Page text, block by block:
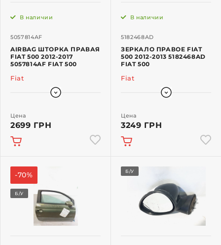
5057814AF
В наличии
AIRBAG ШТОРКА ПРАВАЯ
FIAT 500 2012-2017
5057814AF FIAT 500
Fiat
Цена
2699 ГРН
5182468AD
В наличии
ЗЕРКАЛО ПРАВОЕ FIAT
500 2012-2013 5182468AD
FIAT 500
Fiat
Цена
3249 ГРН
-70%
Б/У
Б/У